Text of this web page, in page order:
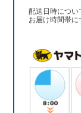
配送日時につい
お届け時間帯に